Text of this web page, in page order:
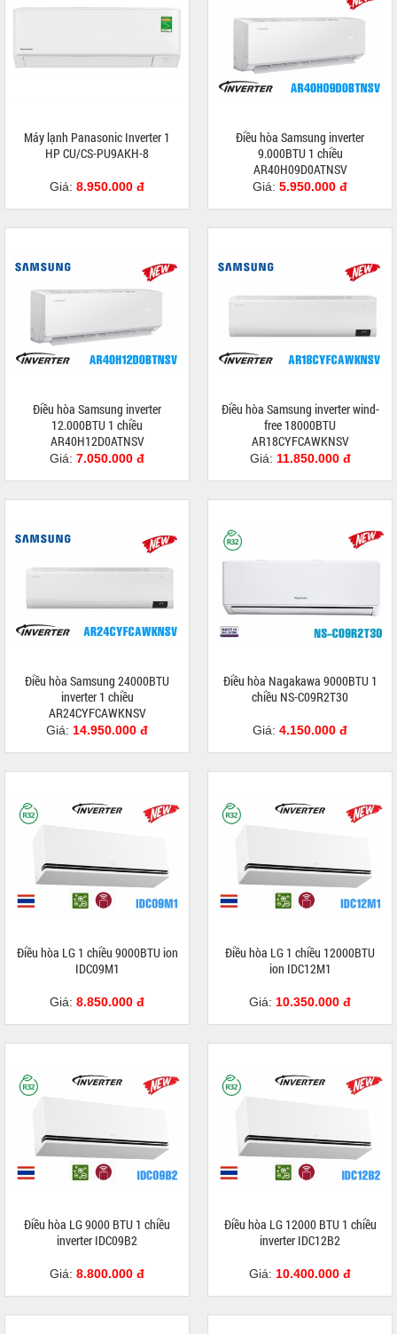
Máy lạnh Panasonic Inverter 1
HP CU/CS-PU9AKH-8
Giá: 8.950.000 đ
Điều hòa Samsung inverter
9.000BTU 1 chiều
AR40H09D0ATNSV
Giá: 5.950.000 đ
Điều hòa Samsung inverter
12.000BTU 1 chiều
AR40H12D0ATNSV
Giá: 7.050.000 đ
Điều hòa Samsung inverter wind-
free 18000BTU
AR18CYFCAWKNSV
Giá: 11.850.000 đ
Điều hòa Samsung 24000BTU
inverter 1 chiều
AR24CYFCAWKNSV
Giá: 14.950.000 đ
Điều hòa Nagakawa 9000BTU 1
chiều NS-C09R2T30
Giá: 4.150.000 đ
Điều hòa LG 1 chiều 9000BTU ion
IDC09M1
Giá: 8.850.000 đ
Điều hòa LG 1 chiều 12000BTU
ion IDC12M1
Giá: 10.350.000 đ
Điều hòa LG 9000 BTU 1 chiều
inverter IDC09B2
Giá: 8.800.000 đ
Điều hòa LG 12000 BTU 1 chiều
inverter IDC12B2
Giá: 10.400.000 đ